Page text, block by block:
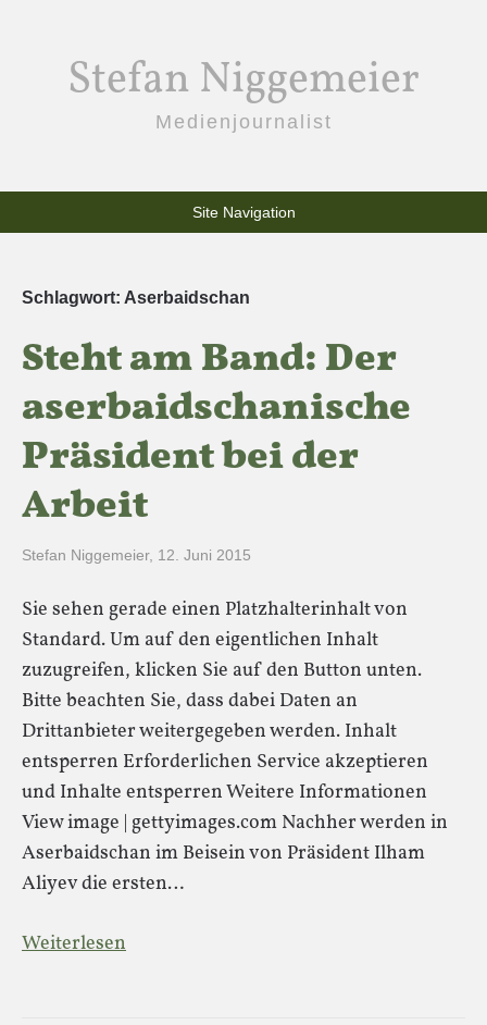
Stefan Niggemeier
Medienjournalist
Site Navigation
Schlagwort: Aserbaidschan
Steht am Band: Der
aserbaidschanische
Präsident bei der
Arbeit
Stefan Niggemeier, 12. Juni 2015
Sie sehen gerade einen Platzhalterinhalt von
Standard. Um auf den eigentlichen Inhalt
zuzugreifen, klicken Sie auf den Button unten.
Bitte beachten Sie, dass dabei Daten an
Drittanbieter weitergegeben werden. Inhalt
entsperren Erforderlichen Service akzeptieren
und Inhalte entsperren Weitere Informationen
View image | gettyimages.com Nachher werden in
Aserbaidschan im Beisein von Präsident Ilham
Aliyev die ersten…
Weiterlesen